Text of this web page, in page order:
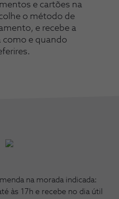
e cartões na
o método de
e recebe a
como e quando
na morada indicada:
às 17h e recebe no dia útil